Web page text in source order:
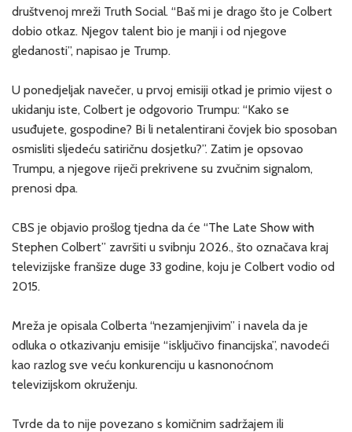
društvenoj mreži Truth Social. “Baš mi je drago što je Colbert
dobio otkaz. Njegov talent bio je manji i od njegove
gledanosti”, napisao je Trump.
U ponedjeljak navečer, u prvoj emisiji otkad je primio vijest o
ukidanju iste, Colbert je odgovorio Trumpu: “Kako se
usuđujete, gospodine? Bi li netalentirani čovjek bio sposoban
osmisliti sljedeću satiričnu dosjetku?”. Zatim je opsovao
Trumpu, a njegove riječi prekrivene su zvučnim signalom,
prenosi dpa.
CBS je objavio prošlog tjedna da će “The Late Show with
Stephen Colbert” završiti u svibnju 2026., što označava kraj
televizijske franšize duge 33 godine, koju je Colbert vodio od
2015.
Mreža je opisala Colberta “nezamjenjivim” i navela da je
odluka o otkazivanju emisije “isključivo financijska”, navodeći
kao razlog sve veću konkurenciju u kasnonoćnom
televizijskom okruženju.
Tvrde da to nije povezano s komičnim sadržajem ili